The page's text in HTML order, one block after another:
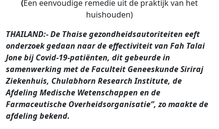
(Een eenvoudige remedie uit de praktijk van het
huishouden)
THAILAND:- De Thaise gezondheidsautoriteiten eeft
onderzoek gedaan naar de effectiviteit van Fah Talai
Jone bij Covid-19-patiënten, dit gebeurde in
samenwerking met de Faculteit Geneeskunde Siriraj
Ziekenhuis, Chulabhorn Research Institute, de
Afdeling Medische Wetenschappen en de
Farmaceutische Overheidsorganisatie”, zo maakte de
afdeling bekend.